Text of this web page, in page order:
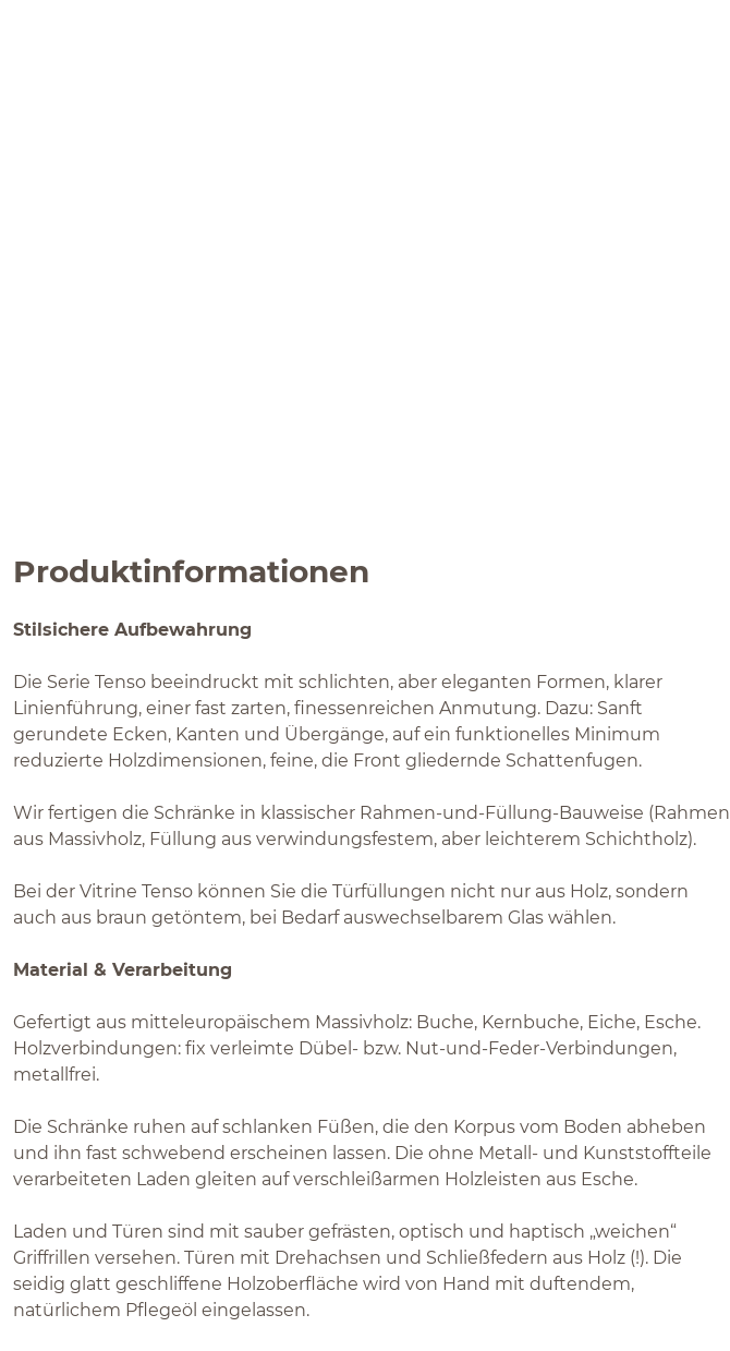
Produktinformationen
Stilsichere Aufbewahrung
Die Serie Tenso beeindruckt mit schlichten, aber eleganten Formen, klarer
Linienführung, einer fast zarten, finessenreichen Anmutung. Dazu: Sanft
gerundete Ecken, Kanten und Übergänge, auf ein funktionelles Minimum
reduzierte Holzdimensionen, feine, die Front gliedernde Schattenfugen.
Wir fertigen die Schränke in klassischer Rahmen-und-Füllung-Bauweise (Rahmen
aus Massivholz, Füllung aus verwindungsfestem, aber leichterem Schichtholz).
Bei der Vitrine Tenso können Sie die Türfüllungen nicht nur aus Holz, sondern
auch aus braun getöntem, bei Bedarf auswechselbarem Glas wählen.
Material & Verarbeitung
Gefertigt aus mitteleuropäischem Massivholz: Buche, Kernbuche, Eiche, Esche.
Holzverbindungen: fix verleimte Dübel- bzw. Nut-und-Feder-Verbindungen,
metallfrei.
Die Schränke ruhen auf schlanken Füßen, die den Korpus vom Boden abheben
und ihn fast schwebend erscheinen lassen. Die ohne Metall- und Kunststoffteile
verarbeiteten Laden gleiten auf verschleißarmen Holzleisten aus Esche.
Laden und Türen sind mit sauber gefrästen, optisch und haptisch „weichen“
Griffrillen versehen. Türen mit Drehachsen und Schließfedern aus Holz (!). Die
seidig glatt geschliffene Holzoberfläche wird von Hand mit duftendem,
natürlichem Pflegeöl eingelassen.